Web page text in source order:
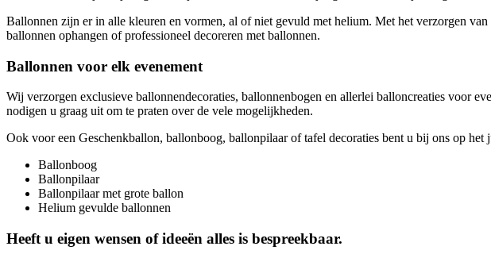
Ballonnen zijn er in alle kleuren en vormen, al of niet gevuld met helium. Met het verzorgen
ballonnen ophangen of professioneel decoreren met ballonnen.
Ballonnen voor elk evenement
Wij verzorgen exclusieve ballonnendecoraties, ballonnenbogen en allerlei balloncreaties voor
nodigen u graag uit om te praten over de vele mogelijkheden.
Ook voor een Geschenkballon, ballonboog, ballonpilaar of tafel decoraties bent u bij ons op het
Ballonboog
Ballonpilaar
Ballonpilaar met grote ballon
Helium gevulde ballonnen
Heeft u eigen wensen of ideeën alles is bespreekbaar.